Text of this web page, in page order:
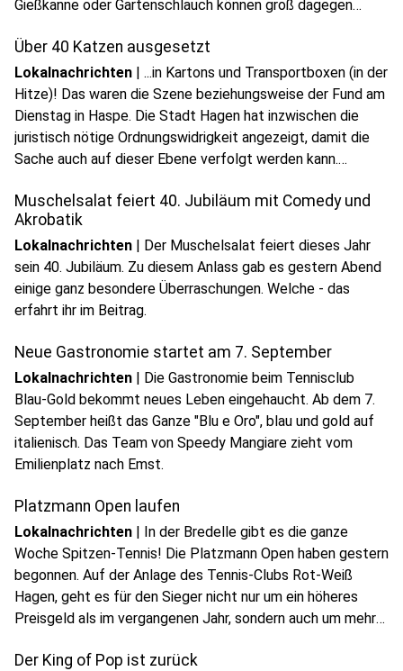
Gießkanne oder Gartenschlauch können groß dagegen
Haus aus eine Horrorvorstellung!
Über 40 Katzen ausgesetzt
Lokalnachrichten | ...in Kartons und Transportboxen (in der
Hitze)! Das waren die Szene beziehungsweise der Fund am
Dienstag in Haspe. Die Stadt Hagen hat inzwischen die
juristisch nötige Ordnungswidrigkeit angezeigt, damit die
Sache auch auf dieser Ebene verfolgt werden kann.
play_circleAudio anhören
Muschelsalat feiert 40. Jubiläum mit Comedy und
Akrobatik
Lokalnachrichten | Der Muschelsalat feiert dieses Jahr
sein 40. Jubiläum. Zu diesem Anlass gab es gestern Abend
einige ganz besondere Überraschungen. Welche - das
erfahrt ihr im Beitrag.
Neue Gastronomie startet am 7. September
Lokalnachrichten | Die Gastronomie beim Tennisclub
Blau-Gold bekommt neues Leben eingehaucht. Ab dem 7.
September heißt das Ganze "Blu e Oro", blau und gold auf
italienisch. Das Team von Speedy Mangiare zieht vom
Emilienplatz nach Emst.
Platzmann Open laufen
Lokalnachrichten | In der Bredelle gibt es die ganze
Woche Spitzen-Tennis! Die Platzmann Open haben gestern
begonnen. Auf der Anlage des Tennis-Clubs Rot-Weiß
Hagen, geht es für den Sieger nicht nur um ein höheres
Preisgeld als im vergangenen Jahr, sondern auch um mehr
Aufwertung.
Der King of Pop ist zurück